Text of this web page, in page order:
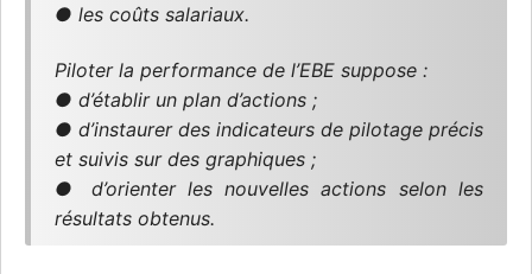
● les coûts salariaux.
Piloter la performance de l’EBE suppose :
● d’établir un plan d’actions ;
● d’instaurer des indicateurs de pilotage précis
et suivis sur des graphiques ;
● d’orienter les nouvelles actions selon les
résultats obtenus.